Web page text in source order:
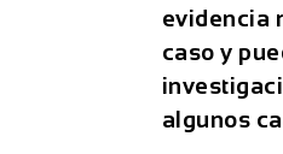
evidencia
caso y
algunos